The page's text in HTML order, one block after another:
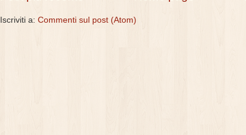
Iscriviti a: Commenti sul post (Atom)